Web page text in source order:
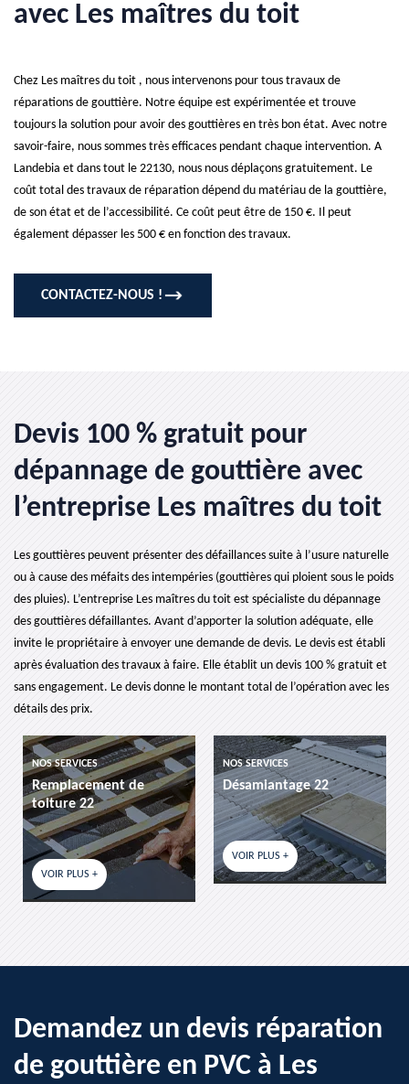
avec Les maîtres du toit
Chez Les maîtres du toit , nous intervenons pour tous travaux de
réparations de gouttière. Notre équipe est expérimentée et trouve
toujours la solution pour avoir des gouttières en très bon état. Avec notre
savoir-faire, nous sommes très efficaces pendant chaque intervention. A
Landebia et dans tout le 22130, nous nous déplaçons gratuitement. Le
coût total des travaux de réparation dépend du matériau de la gouttière,
de son état et de l’accessibilité. Ce coût peut être de 150 €. Il peut
également dépasser les 500 € en fonction des travaux.
CONTACTEZ-NOUS !
Devis 100 % gratuit pour
dépannage de gouttière avec
l’entreprise Les maîtres du toit
Les gouttières peuvent présenter des défaillances suite à l’usure naturelle
ou à cause des méfaits des intempéries (gouttières qui ploient sous le poids
des pluies). L’entreprise Les maîtres du toit est spécialiste du dépannage
des gouttières défaillantes. Avant d’apporter la solution adéquate, elle
invite le propriétaire à envoyer une demande de devis. Le devis est établi
après évaluation des travaux à faire. Elle établit un devis 100 % gratuit et
sans engagement. Le devis donne le montant total de l’opération avec les
détails des prix.
de
NOS SERVICES
Désamiantage 22
VOIR PLUS +
NOS SERVICES
etancheite
VOIR PLUS +
Demandez un devis réparation
de gouttière en PVC à Les